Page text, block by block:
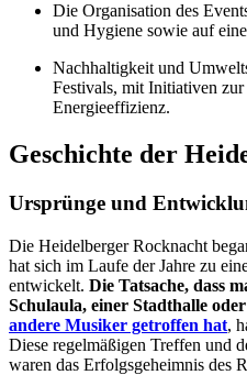
Die Organisation des
und Hygiene sowie auf
Nachhaltigkeit und
Festivals, mit Initiativen
Energieeffizienz.
Geschichte der
Ursprünge und
Die Heidelberger Rocknacht
hat sich im Laufe der Jahre zu
entwickelt. Die Tatsache, dass
Schulaula, einer Stadthalle
andere Musiker getroffen hat,
Diese regelmäßigen Treffen und
waren das Erfolgsgeheimnis des